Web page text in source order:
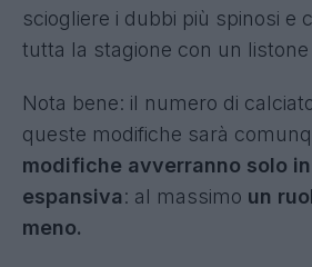
check dei ruoli già assegnati,
Italia che per quella
Nell’assegnazione di un ruolo
del calciatore sono
nei casi più borderline, il
calciatore viene inserito può
per la finalizzazione.